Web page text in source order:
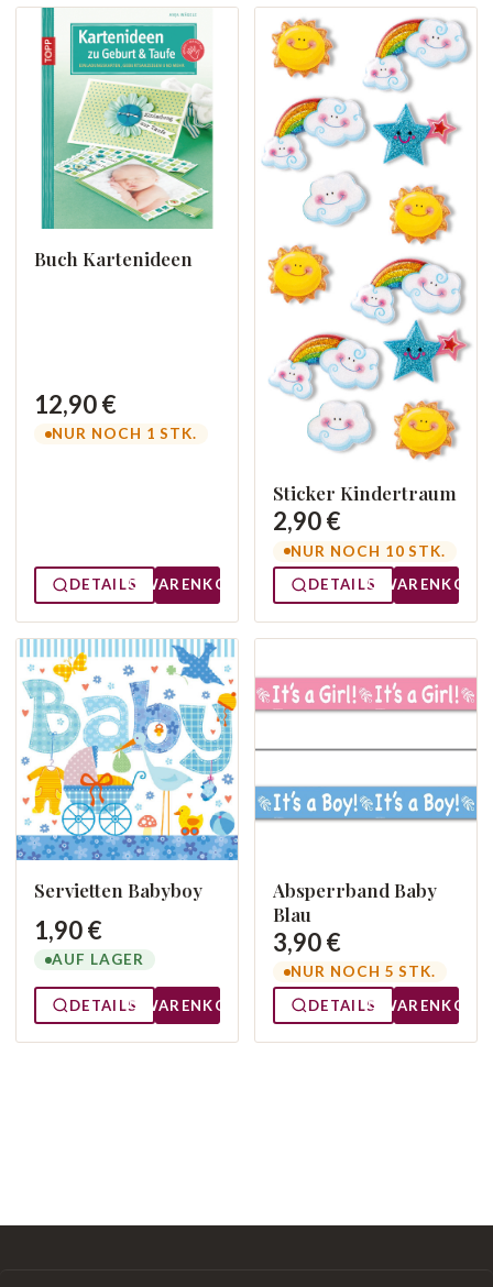
Buch Kartenideen
12,90 €
NUR NOCH 1 STK.
DETAILS WARENKORB
Sticker Kindertraum
2,90 €
NUR NOCH 10 STK.
DETAILS
WARENKORB
Servietten Babyboy
1,90 €
AUF LAGER
DETAILS WARENKORB
Absperrband Baby
Blau
3,90 €
NUR NOCH 5 STK.
DETAILS
WARENKORB